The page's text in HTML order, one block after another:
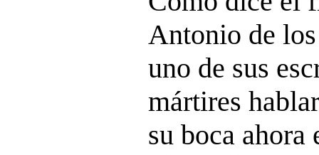
Antonio de
uno de sus
mártires
su boca ahora